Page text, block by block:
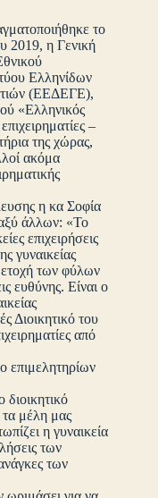
το
2019, η Γενική
Ελληνίδων
(ΕΕΔΕΓΕ),
«Ελληνικός
–
της χώρας,
ακόμα
η κα Σοφία
άλλων: «Το
επιχειρήσεις
γυναικείας
των φύλων
ευθύνης. Είναι o
Διοικητικό του
από
επιμελητηρίων
μέλη μας
η γυναικεία
των
των